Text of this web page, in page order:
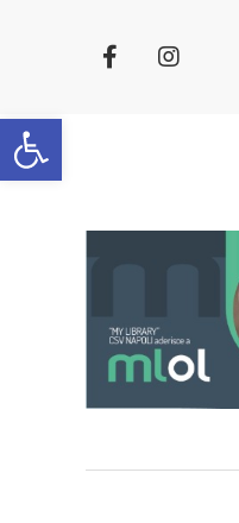
Apri la barra degli strumenti